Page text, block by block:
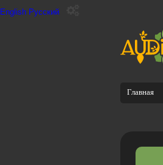
English Русский
Главная